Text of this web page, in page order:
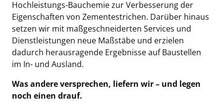
Hochleistungs-Bauchemie zur Verbesserung der
Eigenschaften von Zementestrichen. Darüber hinaus
setzen wir mit maßgeschneiderten Services und
Dienstleistungen neue Maßstäbe und erzielen
dadurch herausragende Ergebnisse auf Baustellen
im In- und Ausland.
Was andere versprechen, liefern wir – und legen
noch einen drauf.